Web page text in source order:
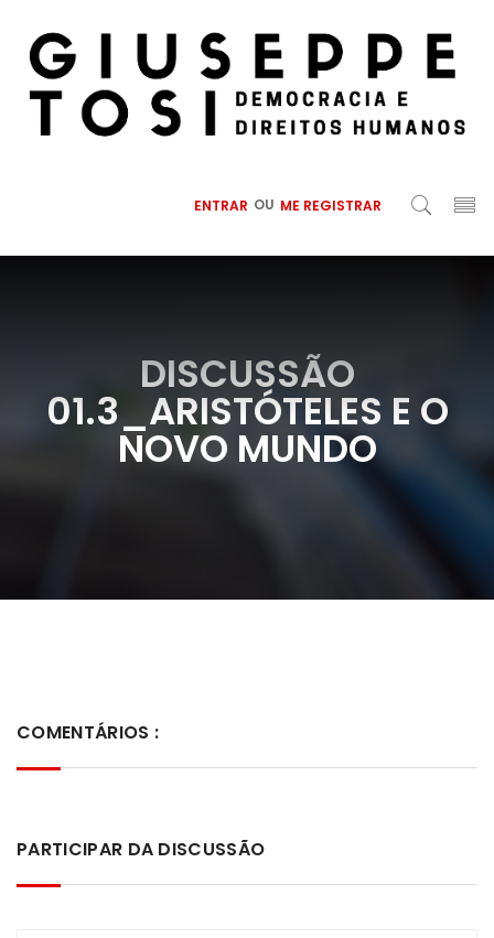
ENTRAR OU ME REGISTRAR
DISCUSSÃO
01.3_ARISTÓTELES E O
NOVO MUNDO
COMENTÁRIOS :
PARTICIPAR DA DISCUSSÃO